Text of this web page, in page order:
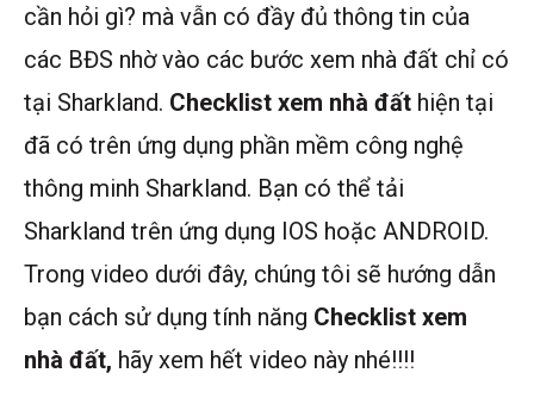
cần hỏi gì? mà vẫn có đầy đủ thông tin của
các BĐS nhờ vào các bước xem nhà đất chỉ có
tại Sharkland. Checklist xem nhà đất hiện tại
đã có trên ứng dụng phần mềm công nghệ
thông minh Sharkland. Bạn có thể tải
Sharkland trên ứng dụng IOS hoặc ANDROID.
Trong video dưới đây, chúng tôi sẽ hướng dẫn
bạn cách sử dụng tính năng Checklist xem
nhà đất, hãy xem hết video này nhé!!!!